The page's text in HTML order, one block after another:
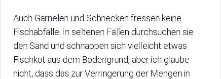
Auch Garnelen und Schnecken fressen keine
Fischabfälle. In seltenen Fällen durchsuchen sie
den Sand und schnappen sich vielleicht etwas
Fischkot aus dem Bodengrund, aber ich glaube
nicht, dass das zur Verringerung der Mengen in